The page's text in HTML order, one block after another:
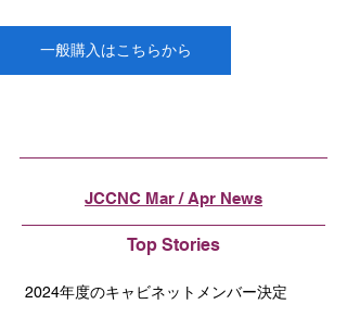
一般購入はこちらから
JCCNC Mar / Apr News
Top Stories
2024年度のキャビネットメンバー決定